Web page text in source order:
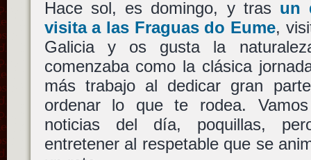
Hace sol, es domingo, y tras un
visita a las Fraguas do Eume,
Galicia y os gusta la
comenzaba como la clásica
más trabajo al dedicar gran
ordenar lo que te rodea.
noticias del día, poquillas,
entretener al respetable que se